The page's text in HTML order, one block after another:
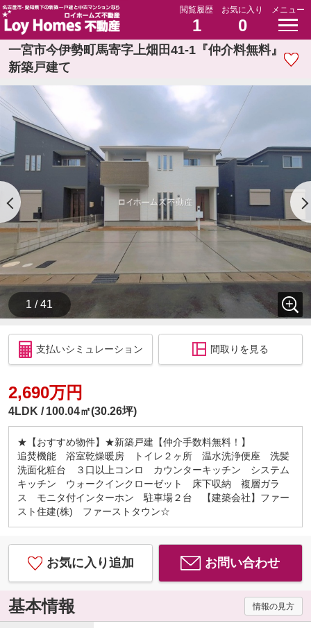
閲覧履歴
1
お気に入り
0
メニュー
一宮市今伊勢町馬寄字上畑田41-1『仲介料無料』
新築戸建て
1 / 41
支払いシミュレーション 間取りを見る
2,690万円
4LDK 100.04㎡(30.26坪)
★【おすすめ物件】★新築戸建【仲介手数料無料！】
追焚機能 浴室乾燥暖房 トイレ２ヶ所 温水洗浄便座 洗髪
洗面化粧台 ３口以上コンロ カウンターキッチン システム
キッチン ウォークインクローゼット 床下収納 複層ガラ
ス モニタ付インターホン 駐車場２台 【建築会社】ファー
スト住建(株) ファーストタウン☆
お気に入り追加 お問い合わせ
基本情報 情報の見方